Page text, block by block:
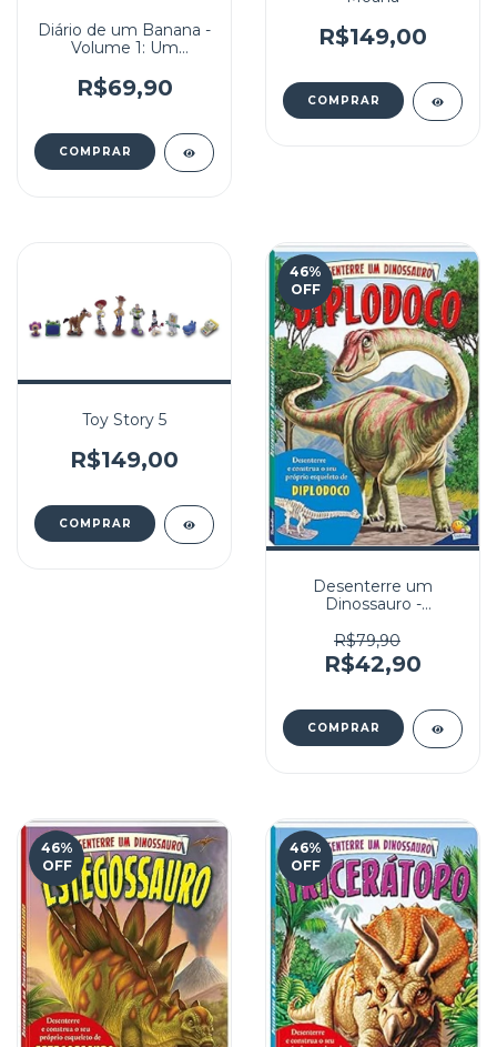
Diário de um Banana -
Volume 1: Um
quadrinhos
R$69,90
R$149,00
Toy Story 5
R$149,00
46%
OFF
Desenterre um
Dinossauro -
R$79,90
R$42,90
46%
OFF
46%
OFF